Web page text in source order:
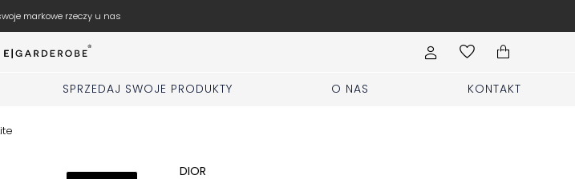
markowe rzeczy u nas
SPRZEDAJ SWOJE PRODUKTY O NAS KONTAKT
DIOR